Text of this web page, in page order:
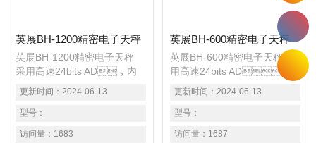
英展BH-1200精密电子天秤
英展BH-1200精密电子天秤
采用高速24bits AD，内
部精度高达1/600 000。 具有
简易计数、计重、百分比之功
能。 具有13种称重单位选择
之功能。 具有自动校正、零
更新时间： 2024-06-13
型号：
访问量： 1683
英展BH-600精密电子天秤
英展BH-600精密电子天秤 采
用高速24bits AD，
内部精度高达1/600 000。 具
有简易计数、计重、百分比之
功能。 具有13种称重单位选
择之功能。 具有自动校正、
更新时间： 2024-06-13
型号：
访问量： 1687